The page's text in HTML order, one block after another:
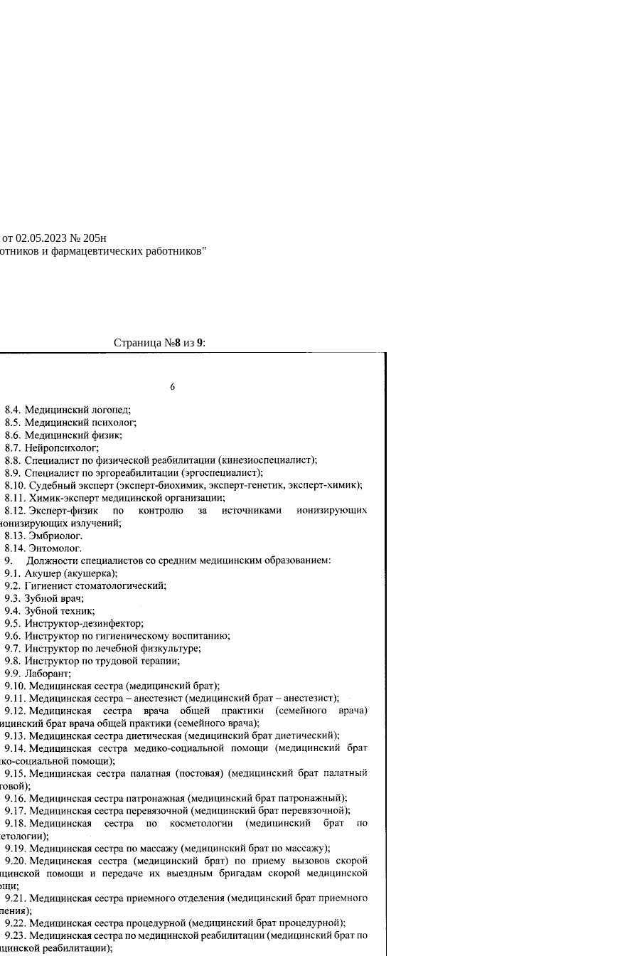
02.05.2023 № 205н
и фармацевтических работников"
Страница №8из 9: